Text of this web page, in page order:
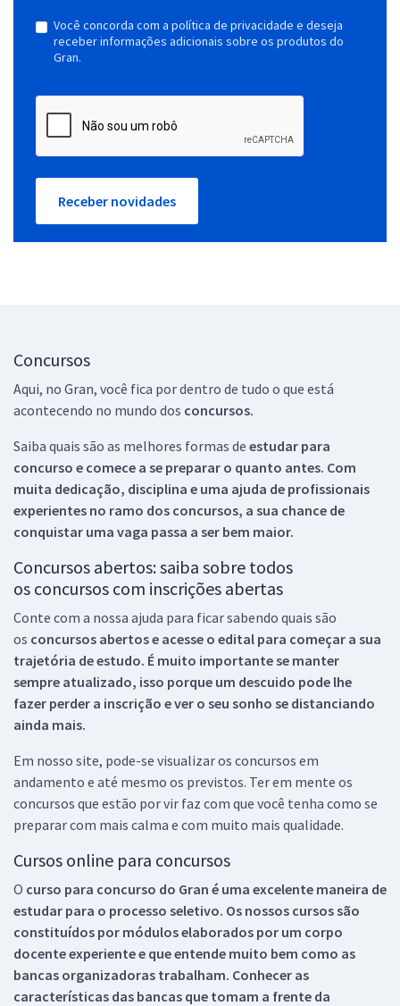
Você concorda com a política de privacidade e deseja
receber informações adicionais sobre os produtos do
Gran.
Receber novidades
Concursos
Aqui, no Gran, você fica por dentro de tudo o que está
acontecendo no mundo dos concursos.
Saiba quais são as melhores formas de estudar para
concurso e comece a se preparar o quanto antes. Com
muita dedicação, disciplina e uma ajuda de profissionais
experientes no ramo dos concursos, a sua chance de
conquistar uma vaga passa a ser bem maior.
Concursos abertos: saiba sobre todos
os concursos com inscrições abertas
Conte com a nossa ajuda para ficar sabendo quais são
os concursos abertos e acesse o edital para começar a sua
trajetória de estudo. É muito importante se manter
sempre atualizado, isso porque um descuido pode lhe
fazer perder a inscrição e ver o seu sonho se distanciando
ainda mais.
Em nosso site, pode-se visualizar os concursos em
andamento e até mesmo os previstos. Ter em mente os
concursos que estão por vir faz com que você tenha como se
preparar com mais calma e com muito mais qualidade.
Cursos online para concursos
O curso para concurso do Gran é uma excelente maneira de
estudar para o processo seletivo. Os nossos cursos são
constituídos por módulos elaborados por um corpo
docente experiente e que entende muito bem como as
bancas organizadoras trabalham. Conhecer as
características das bancas que tomam a frente da